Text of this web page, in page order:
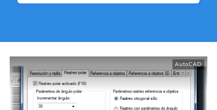
AutoCAD